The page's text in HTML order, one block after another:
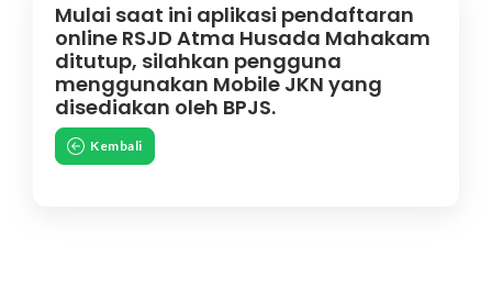
Mulai saat ini aplikasi pendaftaran
online RSJD Atma Husada Mahakam
ditutup, silahkan pengguna
menggunakan Mobile JKN yang
disediakan oleh BPJS.
Kembali